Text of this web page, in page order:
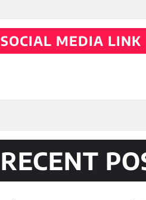
SOCIAL MEDIA LINK
RECENT